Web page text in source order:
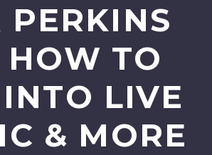
PERKINS
HOW TO
LIVE
& MORE